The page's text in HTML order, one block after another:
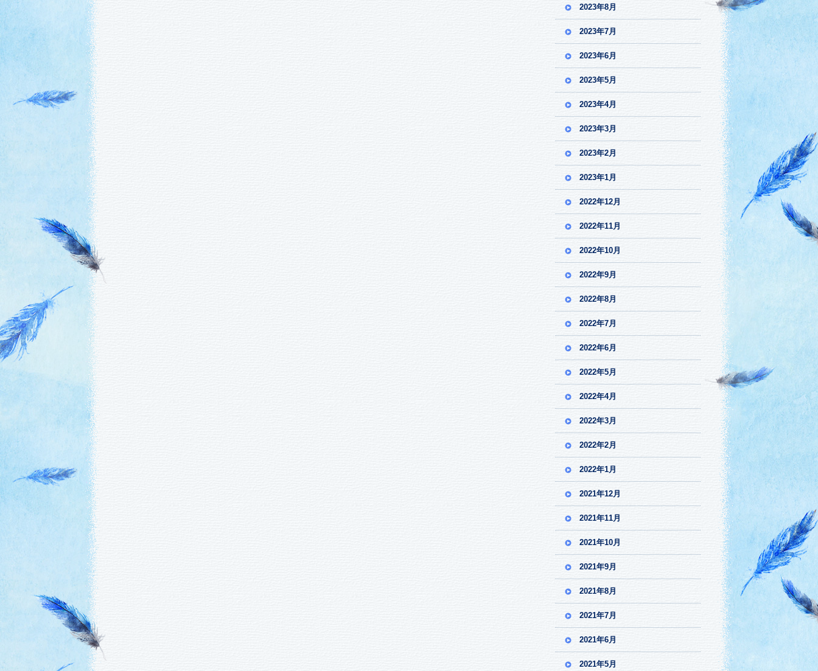
2023年8月
2023年7月
2023年6月
2023年5月
2023年4月
2023年3月
2023年2月
2023年1月
2022年12月
2022年11月
2022年10月
2022年9月
2022年8月
2022年7月
2022年6月
2022年5月
2022年4月
2022年3月
2022年2月
2022年1月
2021年12月
2021年11月
2021年10月
2021年9月
2021年8月
2021年7月
2021年6月
2021年5月